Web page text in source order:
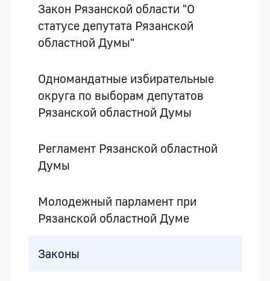
Закон Рязанской области "О
статусе депутата Рязанской
областной Думы"
Одномандатные избирательные
округа по выборам депутатов
Рязанской областной Думы
Регламент Рязанской областной
Думы
Молодежный парламент при
Рязанской областной Думе
Законы